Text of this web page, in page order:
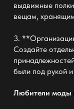
выдвижные
вещам,
3.
Создайте
были под рукой
Любители моды